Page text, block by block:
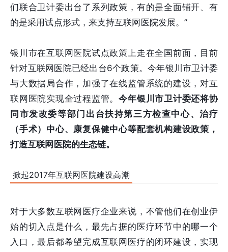
们联合卫计委出台了系列政策，有的是全面铺开、有
的是采用试点形式，来支持互联网医院发展。”
银川市在互联网医院试点政策上走在全国前面， 目前
针对互联网医院已经出台6个政策。今年银川市卫计委
与大数据局合作，加强了在线监管系统的建设，对互
联网医院实现全过程监管。今年银川市卫计委还将协
同市发改委等部门出台扶持第三方检查中心、治疗
（手术）中心、康复保健中心等配套机构建设政策，
打造互联网医院的生态链。
掀起2017年互联网医院建设高潮
对于大多数互联网医疗企业来说，不管他们在创业伊
始的切入点是什么，最先占据的医疗环节中的哪一个
入口，最后都希望完成互联网医疗的闭环建设，实现